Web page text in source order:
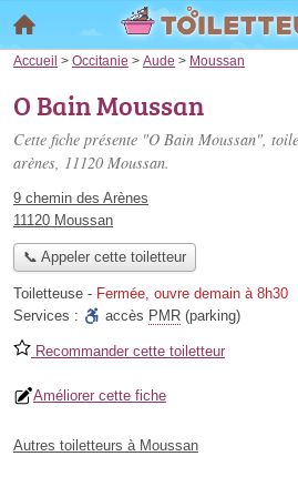
Accueil > Occitanie > Aude > Moussan
O Bain Moussan
Cette fiche présente "O Bain Moussan",
arènes, 11120 Moussan.
9 chemin des Arènes
11120 Moussan
📞 Appeler cette toiletteur
Toiletteuse - Fermée, ouvre demain à 8h30
Services :
accès PMR (parking)
Recommander cette toiletteur
Améliorer cette fiche
Autres toiletteurs à Moussan